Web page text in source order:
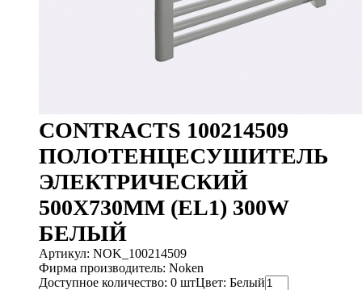
CONTRACTS 100214509
ПОЛОТЕНЦЕСУШИТЕЛЬ
ЭЛЕКТРИЧЕСКИЙ
500X730MM (EL1) 300W
БЕЛЫЙ
Артикул: NOK_100214509
Фирма производитель: Noken
Доступное количество: 0 штЦвет: Белый